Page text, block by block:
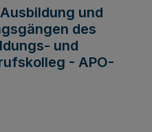
und
des
und
- APO-